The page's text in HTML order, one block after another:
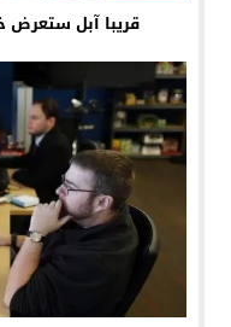
قريبا آبل ستعرض